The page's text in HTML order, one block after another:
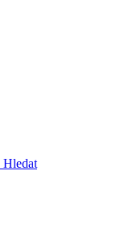
Hledat